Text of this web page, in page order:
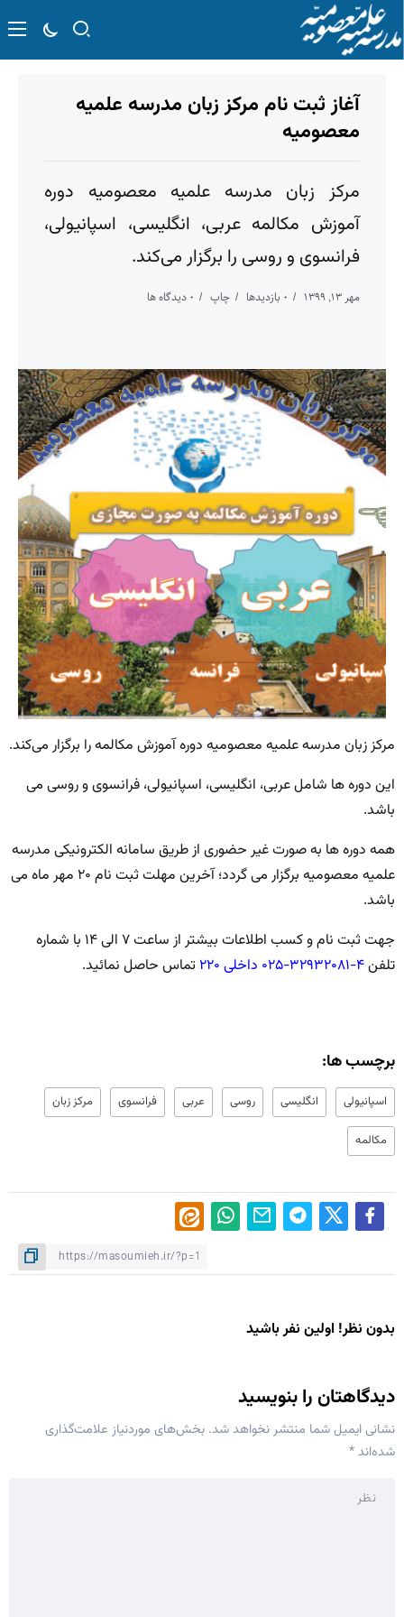
آغاز ثبت نام مرکز زبان مدرسه علمیه
معصومیه
مرکز زبان مدرسه علمیه معصومیه دوره
آموزش مکالمه عربی، انگلیسی، اسپانیولی،
فرانسوی و روسی را برگزار می‌کند.
مهر ۱۳, ۱۳۹۹ ۰ بازدیدها چاپ ۰ دیدگاه ها
مرکز زبان مدرسه علمیه معصومیه دوره آموزش مکالمه را برگزار می‌کند.
این دوره ها شامل عربی، انگلیسی، اسپانیولی، فرانسوی و روسی می
باشد.
همه دوره ها به صورت غیر حضوری از طریق سامانه الکترونیکی مدرسه
علمیه معصومیه برگزار می گردد؛ آخرین مهلت ثبت نام ۲۰ مهر ماه می
باشد.
جهت ثبت نام و کسب اطلاعات بیشتر از ساعت ۷ الی ۱۴ با شماره
تلفن۴-۳۲۹۳۲۰۸۱-۰۲۵ داخلی ۲۲۰ تماس حاصل نمائید.
برچسب ها:
اسپانیولی انگلیسی روسی عربی فرانسوی مرکز زبان
مکالمه
بدون نظر! اولین نفر باشید
دیدگاهتان را بنویسید
نشانی ایمیل شما منتشر نخواهد شد. بخش‌های موردنیاز علامت‌گذاری
شده‌اند*